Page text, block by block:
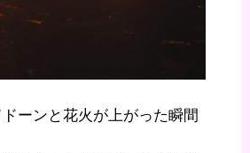
ーンと花火が上がった瞬間